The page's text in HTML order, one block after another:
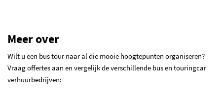
Meer over
Wilt u een bus tour naar al die mooie hoogtepunten organiseren?
Vraag offertes aan en vergelijk de verschillende bus en touringcar
verhuurbedrijven: